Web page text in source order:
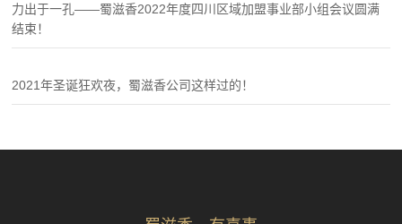
力出于一孔——蜀滋香2022年度四川区域加盟事业部小组会议圆满
结束！
2021年圣诞狂欢夜，蜀滋香公司这样过的！